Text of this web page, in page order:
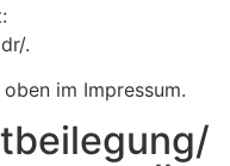
.
im Impressum.